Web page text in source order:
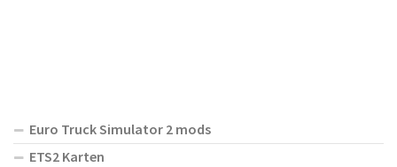
Euro Truck Simulator 2 mods
ETS2 Karten